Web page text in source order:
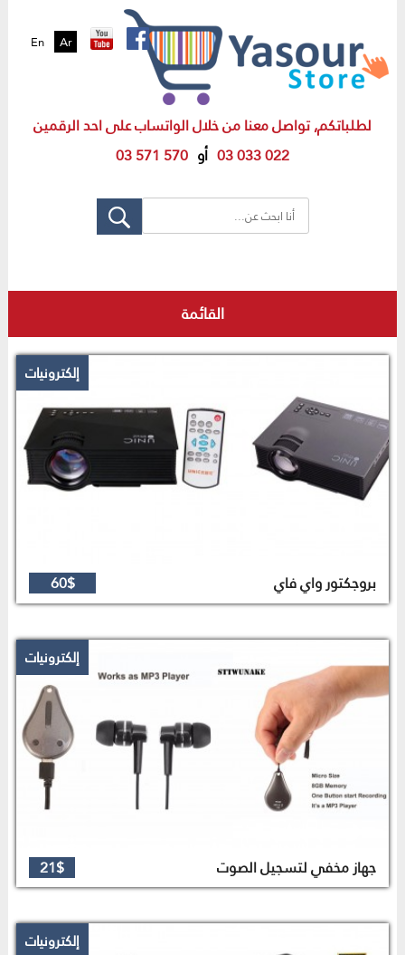
لطلباتكم, تواصل معنا من خلال الواتساب على احد الرقمين
03 571 570 أو 03 033 022
Ar
En
القائمة
إلكترونيات
بروجكتور واي فاي 60$
إلكترونيات
جهاز مخفي لتسجيل الصوت 21$
إلكترونيات